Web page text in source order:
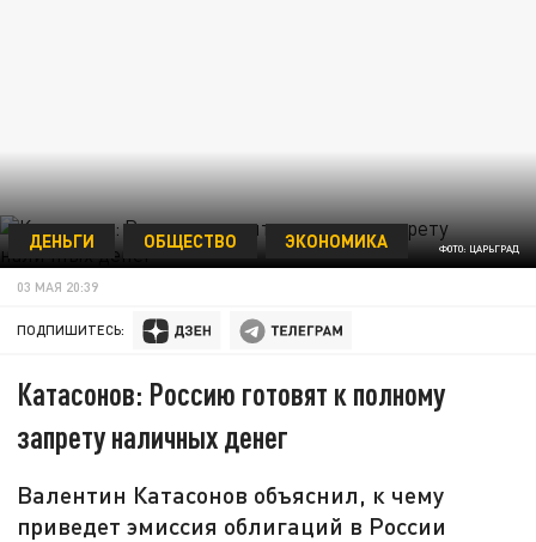
ФОТО: ЦАРЬГРАД
ДЕНЬГИ ОБЩЕСТВО ЭКОНОМИКА
03 МАЯ 20:39
ПОДПИШИТЕСЬ:
Катасонов: Россию готовят к полному
запрету наличных денег
Валентин Катасонов объяснил, к чему
приведет эмиссия облигаций в России